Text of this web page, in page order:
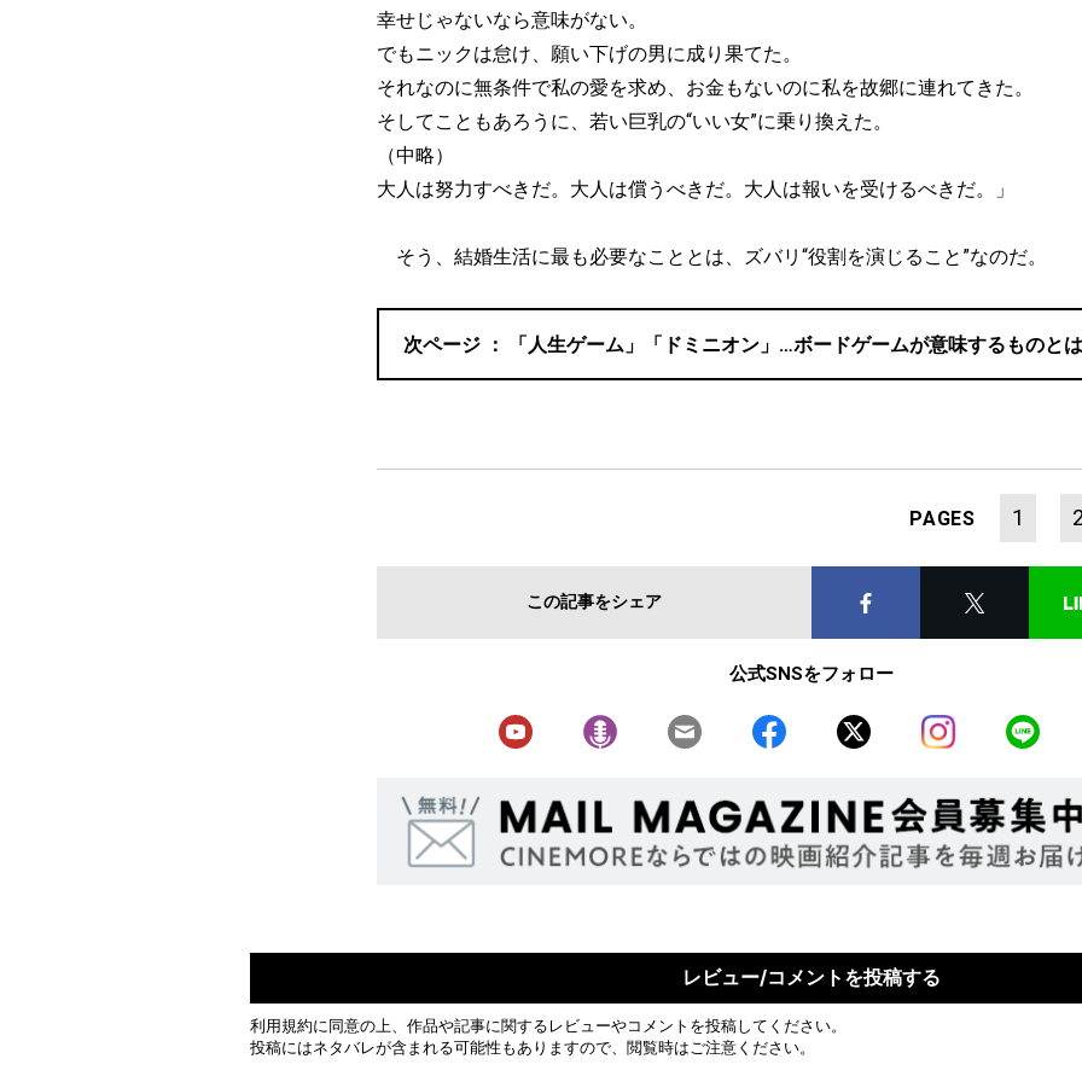
幸せじゃないなら意味がない。
でもニックは怠け、願い下げの男に成り果てた。
それなのに無条件で私の愛を求め、お金もないのに私を故郷に連れてきた。
そしてこともあろうに、若い巨乳の“いい女”に乗り換えた。
（中略）
大人は努力すべきだ。大人は償うべきだ。大人は報いを受けるべきだ。」
そう、結婚生活に最も必要なこととは、ズバリ“役割を演じること”なのだ。
「人生ゲーム」「ドミニオン」…ボードゲームが意味するものとは
PAGES 1 2
この記事をシェア
公式SNSをフォロー
レビュー/コメントを投稿する
利用規約に同意の上、作品や記事に関するレビューやコメントを投稿してください。
投稿にはネタバレが含まれる可能性もありますので、閲覧時はご注意ください。